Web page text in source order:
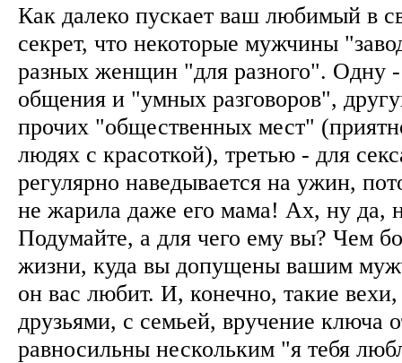
Как далеко пускает ваш любимый в
секрет, что некоторые мужчины
разных женщин "для разного". Одну -
общения и "умных разговоров",
прочих "общественных мест"
людях с красоткой), третью - для
регулярно наведывается на ужин,
не жарила даже его мама! Ах, ну да,
Подумайте, а для чего ему вы? Чем
жизни, куда вы допущены вашим
он вас любит. И, конечно, такие вехи,
друзьями, с семьей, вручение ключа
равносильны нескольким "я тебя